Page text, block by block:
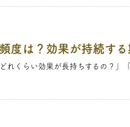
度は？効果が持続する
くらい効果が長持ちするの？」「